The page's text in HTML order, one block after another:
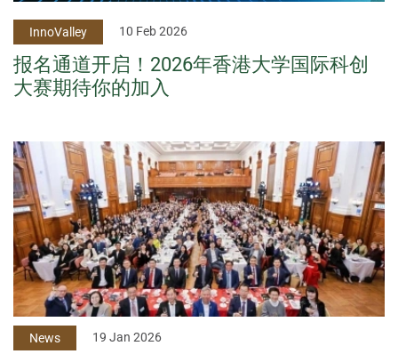
InnoValley 10 Feb 2026
报名通道开启！2026年香港大学国际科创
大赛期待你的加入
News 19 Jan 2026